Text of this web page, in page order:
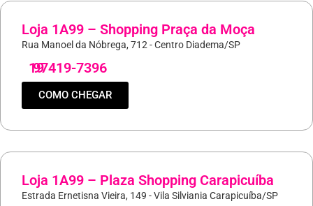
Loja 1A99 – Shopping Praça da Moça
Rua Manoel da Nóbrega, 712 - Centro Diadema/SP
19
97419-7396
COMO CHEGAR
Loja 1A99 – Plaza Shopping Carapicuíba
Estrada Ernetisna Vieira, 149 - Vila Silviania Carapicuíba/SP